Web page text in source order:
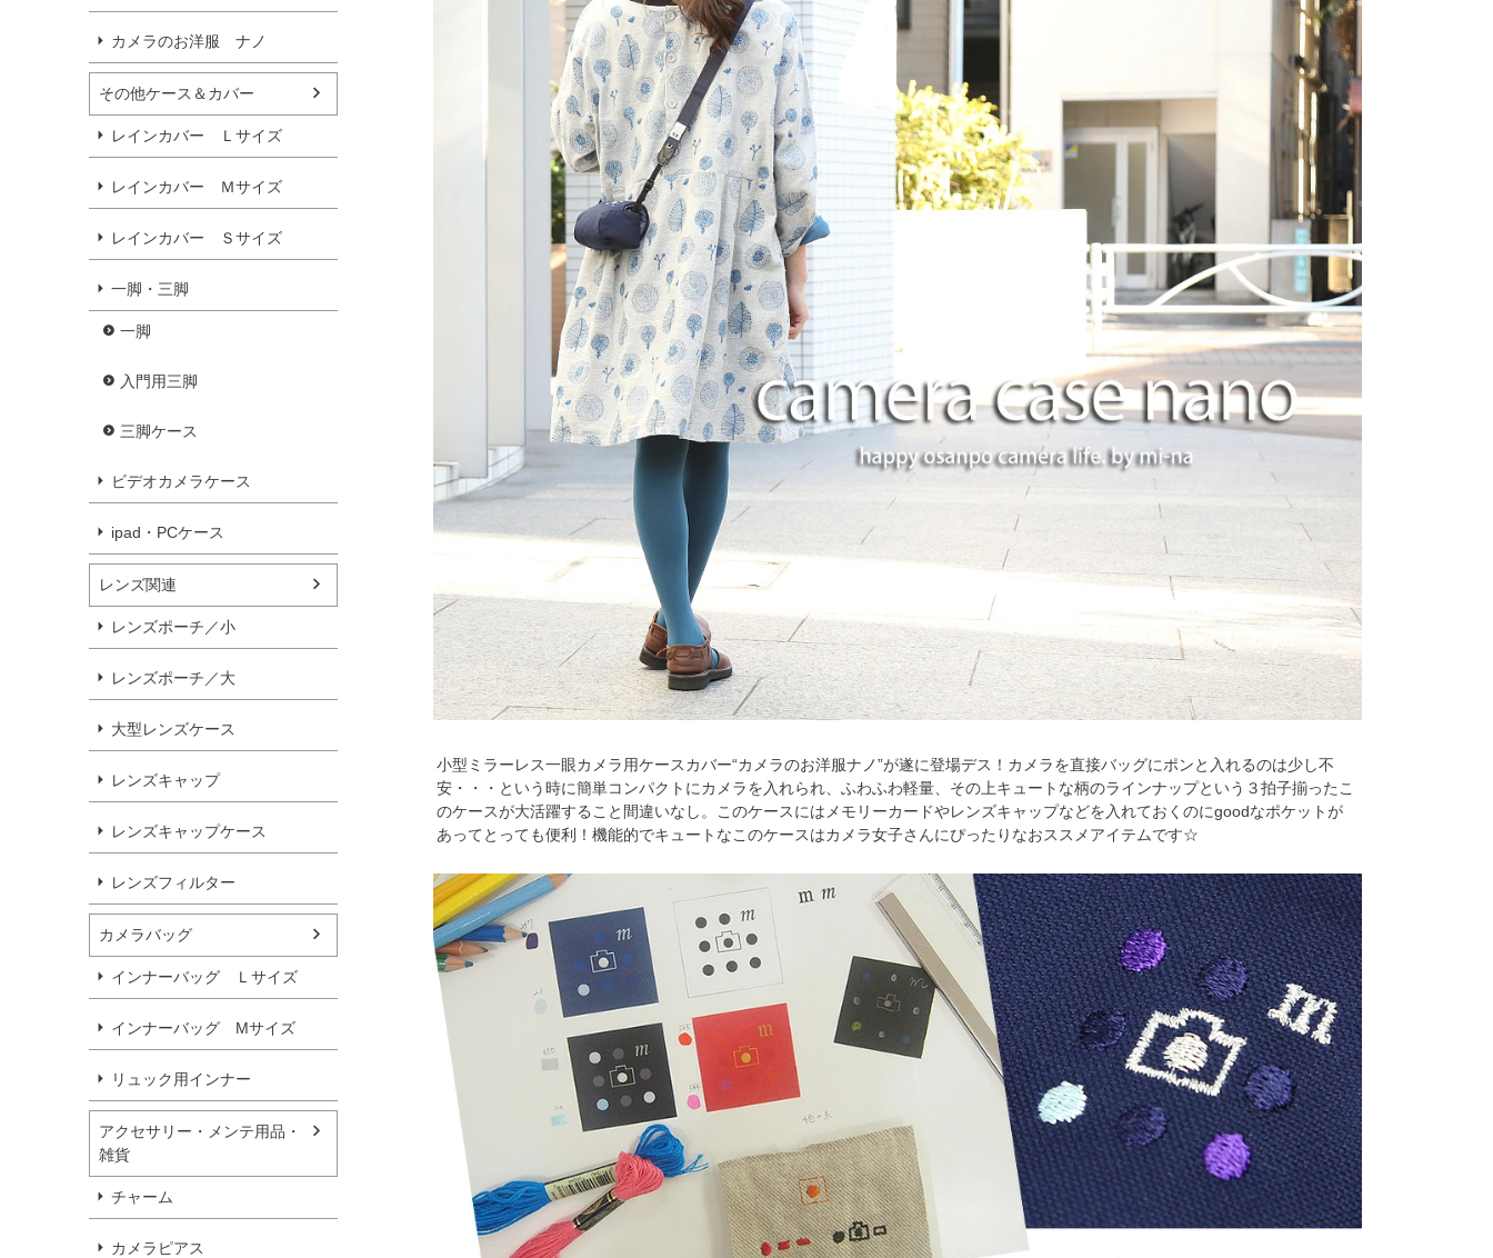
カメラのお洋服 ナノ
その他ケース＆カバー
レインカバー Ｌサイズ
レインカバー Ｍサイズ
レインカバー Ｓサイズ
一脚・三脚
一脚
入門用三脚
三脚ケース
ビデオカメラケース
ipad・PCケース
レンズ関連
レンズポーチ／小
レンズポーチ／大
大型レンズケース
レンズキャップ
レンズキャップケース
レンズフィルター
カメラバッグ
インナーバッグ Ｌサイズ
インナーバッグ Мサイズ
リュック用インナー
アクセサリー・メンテ用品・
雑貨
チャーム
カメラピアス
小型ミラーレス一眼カメラ用ケースカバー“カメラのお洋服ナノ”が遂に登場デス！カメラを直接バッグにポンと入れるのは少し不
安・・・という時に簡単コンパクトにカメラを入れられ、ふわふわ軽量、その上キュートな柄のラインナップという３拍子揃ったこ
のケースが大活躍すること間違いなし。このケースにはメモリーカードやレンズキャップなどを入れておくのにgoodなポケットが
あってとっても便利！機能的でキュートなこのケースはカメラ女子さんにぴったりなおススメアイテムです☆